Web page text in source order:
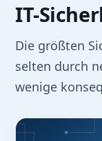
IT-
Die größten
selten durch
wenige